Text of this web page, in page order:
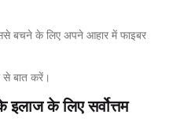
बचने के लिए अपने आहार में फाइबर
से बात करें।
के लिए सर्वोत्तम